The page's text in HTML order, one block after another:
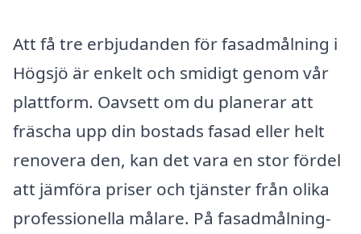
Att få tre erbjudanden för fasadmålning i
Högsjö är enkelt och smidigt genom vår
plattform. Oavsett om du planerar att
fräscha upp din bostads fasad eller helt
renovera den, kan det vara en stor fördel
att jämföra priser och tjänster från olika
professionella målare. På fasadmålning-